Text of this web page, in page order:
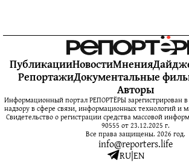
ПубликацииНовостиМнения
РепортажиДокументальные
Авторы
Информационный портал РЕПОРТЁРЫ зарегистрирован
надзору в сфере связи, информационных технологий и
Свидетельство о регистрации средства массовой
90555 от 23.12.2025 г.
Все права защищены. 2026 год.
info@reporters.life
RU|EN